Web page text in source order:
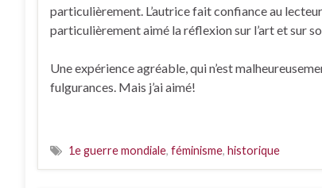
particulièrement. L’autrice fait confiance au
particulièrement aimé la réflexion sur l’art et sur
Une expérience agréable, qui n’est
fulgurances. Mais j’ai aimé!
1e guerre mondiale, féminisme, historique